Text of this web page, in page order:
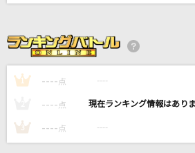
夜鷹
1 ---- 点 ----
---- 点 ----
3 ---- 点 ----